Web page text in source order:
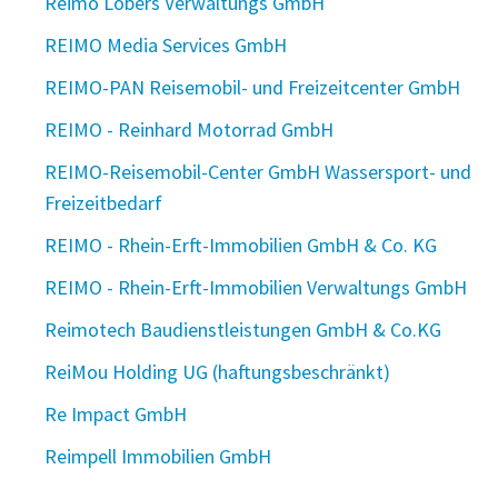
REIMO Media Services GmbH
REIMO-PAN Reisemobil- und Freizeitcenter GmbH
REIMO - Reinhard Motorrad GmbH
REIMO-Reisemobil-Center GmbH Wassersport- und
Freizeitbedarf
REIMO - Rhein-Erft-Immobilien GmbH & Co. KG
REIMO - Rhein-Erft-Immobilien Verwaltungs GmbH
Reimotech Baudienstleistungen GmbH & Co.KG
ReiMou Holding UG (haftungsbeschränkt)
Re Impact GmbH
Reimpell Immobilien GmbH